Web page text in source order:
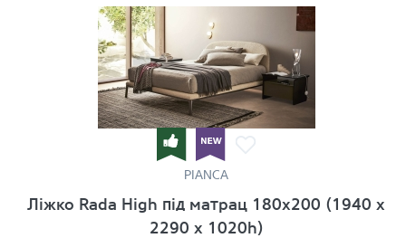
PIANCA
Ліжко Rada High під матрац 180х200 (1940 x
2290 x 1020h)